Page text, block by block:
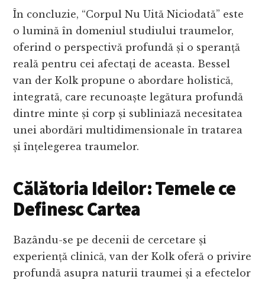
În concluzie, “Corpul Nu Uită Niciodată” este
o lumină în domeniul studiului traumelor,
oferind o perspectivă profundă și o speranță
reală pentru cei afectați de aceasta. Bessel
van der Kolk propune o abordare holistică,
integrată, care recunoaște legătura profundă
dintre minte și corp și subliniază necesitatea
unei abordări multidimensionale în tratarea
și înțelegerea traumelor.
Călătoria Ideilor: Temele ce
Definesc Cartea
Bazându-se pe decenii de cercetare și
experiență clinică, van der Kolk oferă o privire
profundă asupra naturii traumei și a efectelor